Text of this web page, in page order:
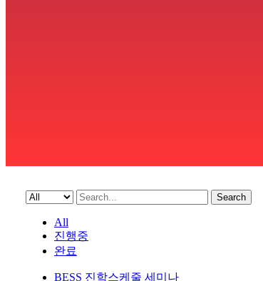
Search
All
진행중
완료
BESS 진학스케줄 세미나